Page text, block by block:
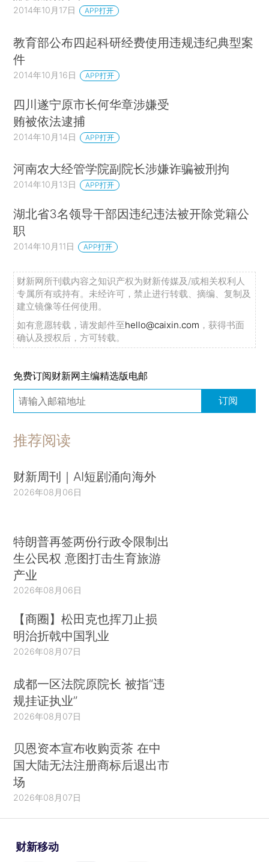
2014年10月17日 APP打开
教育部公布四起科研经费使用违规违纪典型案
件
2014年10月16日 APP打开
四川遂宁原市长何华章涉嫌受
贿被依法逮捕
2014年10月14日 APP打开
河南农大经管学院副院长涉嫌诈骗被刑拘
2014年10月13日 APP打开
湖北省3名领导干部因违纪违法被开除党籍公
职
2014年10月11日 APP打开
财新网所刊载内容之知识产权为财新传媒及/或相关权利人
专属所有或持有。未经许可，禁止进行转载、摘编、复制及
建立镜像等任何使用。
如有意愿转载，请发邮件至hello@caixin.com ，获得书面
确认及授权后，方可转载。
免费订阅财新网主编精选版电邮
订阅
推荐阅读
财新周刊｜AI短剧涌向海外
2026年08月06日
特朗普再签两份行政令限制出
生公民权 意图打击生育旅游
产业
2026年08月06日
【商圈】松田克也挥刀止损
明治折戟中国乳业
2026年08月07日
成都一区法院原院长 被指“违
规挂证执业”
2026年08月07日
贝恩资本宣布收购贡茶 在中
国大陆无法注册商标后退出市
场
2026年08月07日
财新移动